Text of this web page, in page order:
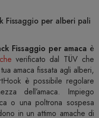
Fissaggio per alberi pali
Fissaggio per amaca è
verificato dal TÜV che
amaca fissata agli alberi,
è possibile regolare
dell’amaca. Impiego
o una poltrona sospesa
in un attimo amache di